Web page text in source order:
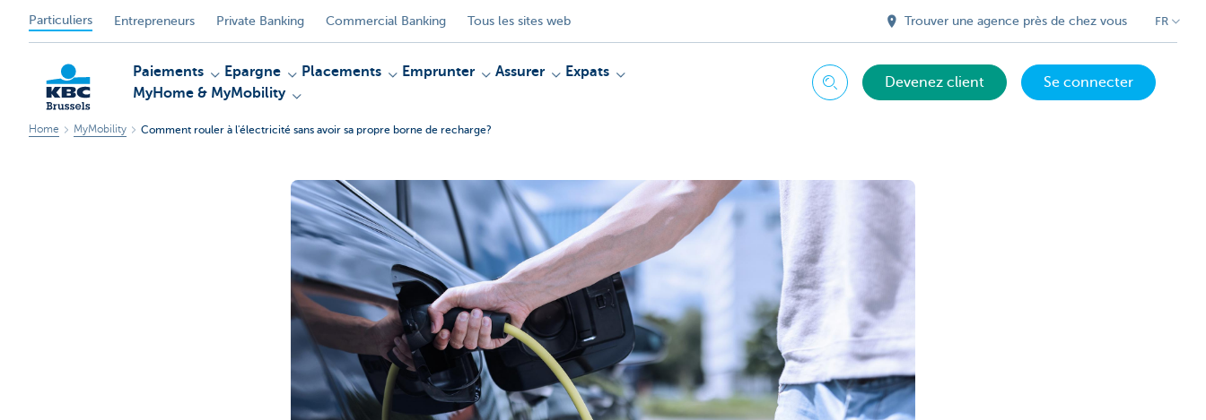
Particuliers Entrepreneurs Private Banking Commercial Banking Tous les sites web Trouver une agence près de chez vous FR
Paiements Epargne Placements Emprunter Assurer
Expats
MyHome & MyMobility
ChercherDevenez client Se connecter
Home MyMobility Comment rouler à l'électricité sans avoir sa propre borne de recharge?